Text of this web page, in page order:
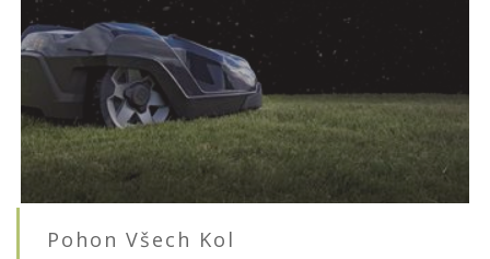
Pohon Všech Kol